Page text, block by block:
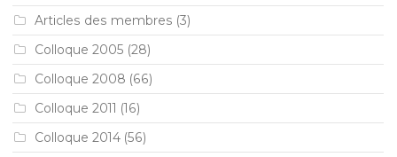
Articles des membres (3)
Colloque 2005 (28)
Colloque 2008 (66)
Colloque 2011 (16)
Colloque 2014 (56)